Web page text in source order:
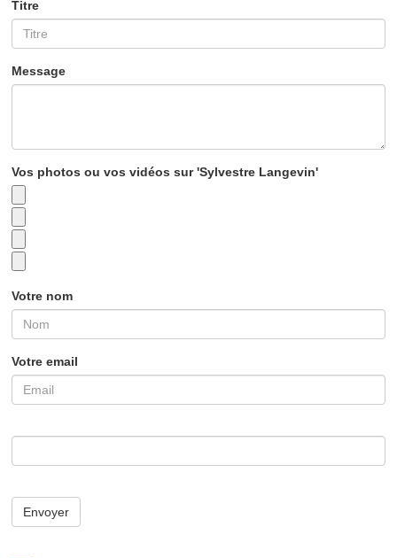
Titre
Message
Vos photos ou vos vidéos sur 'Sylvestre Langevin'
Votre nom
Votre email
Envoyer